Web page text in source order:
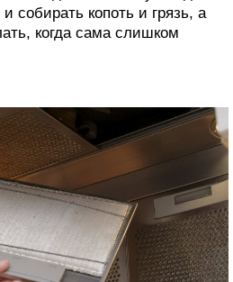
собирать копоть и грязь, а
когда сама слишком